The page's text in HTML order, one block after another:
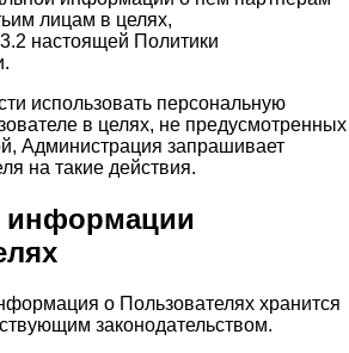
лицам в целях,
настоящей Политики
использовать персональную
в целях, не предусмотренных
Администрация запрашивает
на такие действия.
информации
о Пользователях хранится
законодательством.